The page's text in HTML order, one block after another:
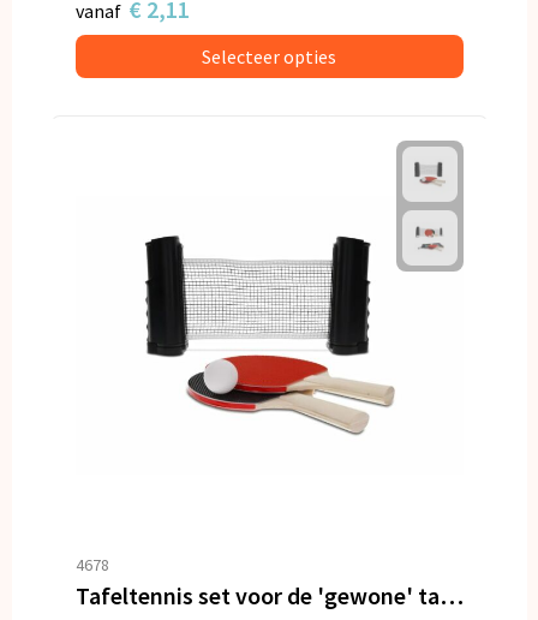
vanaf € 2,11
Selecteer opties
4678
Tafeltennis set voor de 'gewone' tafel